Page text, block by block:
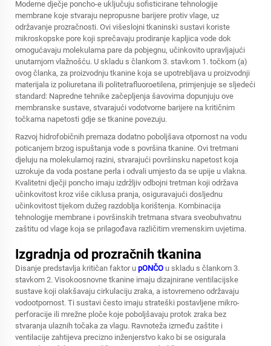
Moderne dječje poncho-e uključuju sofisticirane tehnologije
membrane koje stvaraju nepropusne barijere protiv vlage, uz
održavanje prozračnosti. Ovi višeslojni tkaninski sustavi koriste
mikroskopske pore koji sprečavaju prodiranje kapljica vode dok
omogućavaju molekulama pare da pobjegnu, učinkovito upravljajući
unutarnjom vlažnošću. U skladu s člankom 3. stavkom 1. točkom (a)
ovog članka, za proizvodnju tkanine koja se upotrebljava u proizvodnji
materijala iz poliuretana ili politetrafluoroetilena, primjenjuje se sljedeći
standard: Napredne tehnike začepljenja šavovima dopunjuju ove
membranske sustave, stvarajući vodotvorne barijere na kritičnim
točkama napetosti gdje se tkanine povezuju.
Razvoj hidrofobičnih premaza dodatno poboljšava otpornost na vodu
poticanjem brzog ispuštanja vode s površina tkanine. Ovi tretmani
djeluju na molekularnoj razini, stvarajući površinsku napetost koja
uzrokuje da voda postane perla i odvali umjesto da se upije u vlakna.
Kvalitetni dječji poncho imaju izdržljiv odbojni tretman koji održava
učinkovitost kroz više ciklusa pranja, osiguravajući dosljednu
učinkovitost tijekom dužeg razdoblja korištenja. Kombinacija
tehnologije membrane i površinskih tretmana stvara sveobuhvatnu
zaštitu od vlage koja se prilagođava različitim vremenskim uvjetima.
Izgradnja od prozračnih tkanina
Disanje predstavlja kritičan faktor u pONČO u skladu s člankom 3.
stavkom 2. Visokoosnovne tkanine imaju dizajnirane ventilacijske
sustave koji olakšavaju cirkulaciju zraka, a istovremeno održavaju
vodootpornost. Ti sustavi često imaju strateški postavljene mikro-
perforacije ili mrežne ploče koje poboljšavaju protok zraka bez
stvaranja ulaznih točaka za vlagu. Ravnoteža između zaštite i
ventilacije zahtijeva precizno inženjerstvo kako bi se osigurala